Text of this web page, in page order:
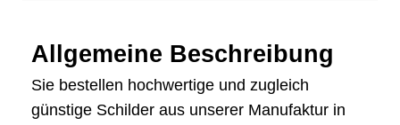
Allgemeine Beschreibung
Sie bestellen hochwertige und zugleich
günstige Schilder aus unserer Manufaktur in